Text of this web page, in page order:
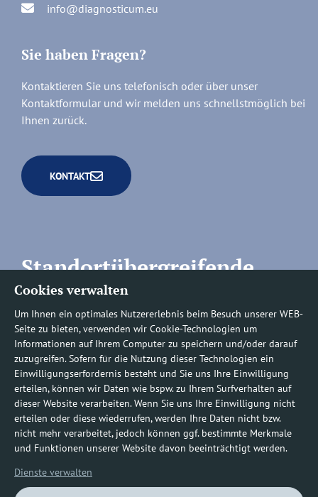
Cookies verwalten
Um Ihnen ein optimales Nutzererlebnis beim Besuch unserer WEB-
Seite zu bieten, verwenden wir Cookie-Technologien um
Informationen auf Ihrem Computer zu speichern und/oder darauf
zuzugreifen. Sofern für die Nutzung dieser Technologien ein
Einwilligungserfordernis besteht und Sie uns Ihre Einwilligung
erteilen, können wir Daten wie bspw. zu Ihrem Surfverhalten auf
dieser Website verarbeiten. Wenn Sie uns Ihre Einwilligung nicht
erteilen oder diese wiederrufen, werden Ihre Daten nicht bzw.
nicht mehr verarbeitet, jedoch können ggf. bestimmte Merkmale
und Funktionen unserer Website davon beeinträchtigt werden.
Dienste verwalten
info@diagnosticum.eu
Sie haben Fragen?
Kontaktieren Sie uns telefonisch oder über unser
Kontaktformular und wir melden uns schnellstmöglich bei
Ihnen zurück.
KONTAKT
Standortübergreifende
Rufnummern
Befundauskünfte/
Nachforderungen
0800 1219100-10